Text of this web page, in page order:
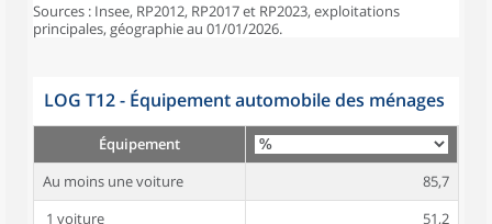
Sources : Insee, RP2012, RP2017 et RP2023, exploitations
principales, géographie au 01/01/2026.
LOG T12 - Équipement automobile des ménages
Équipement
Au moins une voiture
85,7
1 voiture
51,2